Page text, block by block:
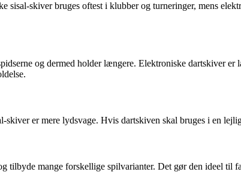
skiver bruges oftest i klubber og turneringer, mens
og dermed holder længere. Elektroniske dartskiver er
skiver er mere lydsvage. Hvis dartskiven skal bruges i en
tilbyde mange forskellige spilvarianter. Det gør den ideel til